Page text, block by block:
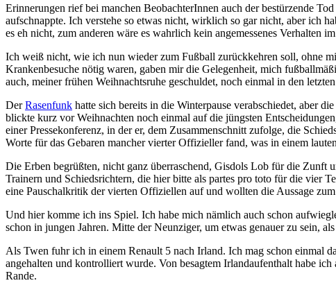
Erinnerungen rief bei manchen BeobachterInnen auch der bestürzende
aufschnappte. Ich verstehe so etwas nicht, wirklich so gar nicht, aber ich
es eh nicht, zum anderen wäre es wahrlich kein angemessenes Verhalten
Ich weiß nicht, wie ich nun wieder zum Fußball zurückkehren soll, ohne
Krankenbesuche nötig waren, gaben mir die Gelegenheit, mich
auch, meiner frühen Weihnachtsruhe geschuldet, noch einmal in den
DerRasenfunk hatte sich bereits in die Winterpause verabschiedet, aber
blickte kurz vor Weihnachten noch einmal auf die jüngsten
einer Pressekonferenz, in der er, dem Zusammenschnitt zufolge, die
Worte für das Gebaren mancher vierter Offizieller fand, was in einem
Die Erben begrüßten, nicht ganz überraschend, Gisdols Lob für die Zunft
Trainern und Schiedsrichtern, die hier bitte als partes pro toto für die vier
eine Pauschalkritik der vierten Offiziellen auf und wollten die Aussage
Und hier komme ich ins Spiel. Ich habe mich nämlich auch schon
schon in jungen Jahren. Mitte der Neunziger, um etwas genauer zu sein,
Als Twen fuhr ich in einem Renault 5 nach Irland. Ich mag schon einmal
angehalten und kontrolliert wurde. Von besagtem Irlandaufenthalt habe
Rande.